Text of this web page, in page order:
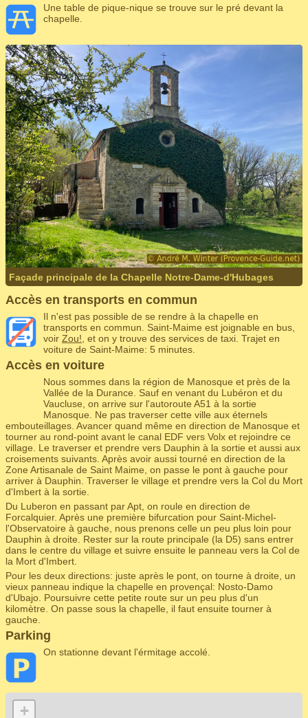
Une table de pique-nique se trouve sur le pré devant la
chapelle.
Façade principale de la Chapelle Notre-Dame-d'Hubages
Accès en transports en commun
Il n'est pas possible de se rendre à la chapelle en
transports en commun. Saint-Maime est joignable en bus,
voir Zou!, et on y trouve des services de taxi. Trajet en
voiture de Saint-Maime: 5 minutes.
Accès en voiture
Nous sommes dans la région de Manosque et près de la
Vallée de la Durance. Sauf en venant du Lubéron et du
Vaucluse, on arrive sur l'autoroute A51 à la sortie
Manosque. Ne pas traverser cette ville aux éternels
embouteillages. Avancer quand même en direction de Manosque et
tourner au rond-point avant le canal EDF vers Volx et rejoindre ce
village. Le traverser et prendre vers Dauphin à la sortie et aussi aux
croisements suivants. Après avoir aussi tourné en direction de la
Zone Artisanale de Saint Maime, on passe le pont à gauche pour
arriver à Dauphin. Traverser le village et prendre vers la Col du Mort
d'Imbert à la sortie.
Du Luberon en passant par Apt, on roule en direction de
Forcalquier. Après une première bifurcation pour Saint-Michel-
l'Observatoire à gauche, nous prenons celle un peu plus loin pour
Dauphin à droite. Rester sur la route principale (la D5) sans entrer
dans le centre du village et suivre ensuite le panneau vers la Col de
la Mort d'Imbert.
Pour les deux directions: juste après le pont, on tourne à droite, un
vieux panneau indique la chapelle en provençal: Nosto-Damo
d'Ubajo. Poursuivre cette petite route sur un peu plus d'un
kilomètre. On passe sous la chapelle, il faut ensuite tourner à
gauche.
Parking
On stationne devant l'érmitage accolé.
+